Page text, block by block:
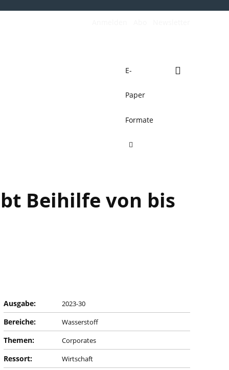
E-
Paper
Formate
Beihilfe von bis
Ausgabe: 2023-30
Bereiche: Wasserstoff
Themen: Corporates
Ressort: Wirtschaft